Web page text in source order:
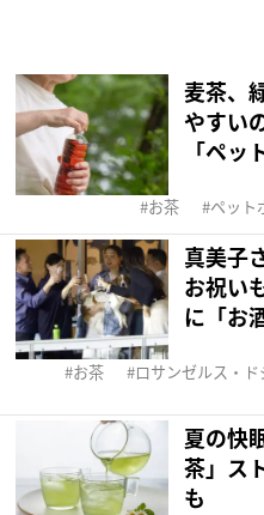
麦茶、
やすい
「ペ
お茶 ペット
真美子
お祝い
に「お
お茶 ロサンゼルス・ド
夏の快
茶」ス
も